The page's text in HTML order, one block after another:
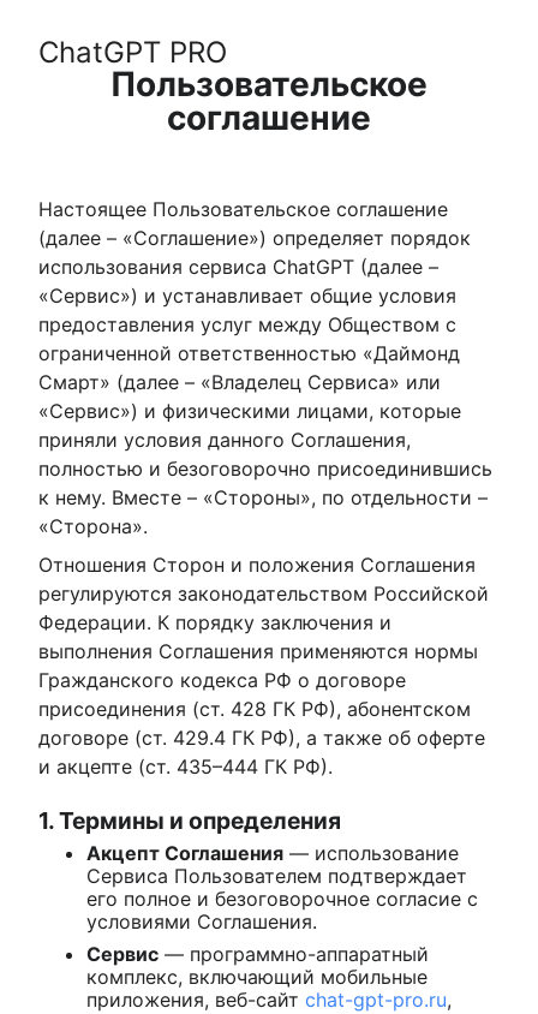
ChatGPT PRO
Пользовательское
соглашение
Настоящее Пользовательское соглашение
(далее – «Соглашение») определяет порядок
использования сервиса ChatGPT (далее –
«Сервис») и устанавливает общие условия
предоставления услуг между Обществом с
ограниченной ответственностью «Даймонд
Смарт» (далее – «Владелец Сервиса» или
«Сервис») и физическими лицами, которые
приняли условия данного Соглашения,
полностью и безоговорочно присоединившись
к нему. Вместе – «Стороны», по отдельности –
«Сторона».
Отношения Сторон и положения Соглашения
регулируются законодательством Российской
Федерации. К порядку заключения и
выполнения Соглашения применяются нормы
Гражданского кодекса РФ о договоре
присоединения (ст. 428 ГК РФ), абонентском
договоре (ст. 429.4 ГК РФ), а также об оферте
и акцепте (ст. 435–444 ГК РФ).
1. Термины и определения
Акцепт Соглашения — использование
Сервиса Пользователем подтверждает
его полное и безоговорочное согласие с
условиями Соглашения.
Сервис — программно-аппаратный
комплекс, включающий мобильные
приложения, веб-сайт chat-gpt-pro.ru,